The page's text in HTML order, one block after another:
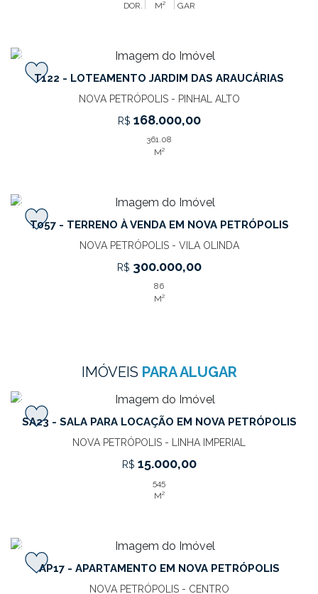
DOR.
M²
GAR
‹ T122 - LOTEAMENTO JARDIM DAS ARAUCÁRIAS
NOVA PETRÓPOLIS - PINHAL ALTO
R$ 168.000,00
361.08
M²
‹T057 - TERRENO À VENDA EM NOVA PETRÓPOLIS
NOVA PETRÓPOLIS - VILA OLINDA
R$ 300.000,00
86
M²
IMÓVEIS PARA ALUGAR
‹SA23 - SALA PARA LOCAÇÃO EM NOVA PETRÓPOLIS
NOVA PETRÓPOLIS - LINHA IMPERIAL
R$ 15.000,00
545
M²
‹ AP17 - APARTAMENTO EM NOVA PETRÓPOLIS
NOVA PETRÓPOLIS - CENTRO